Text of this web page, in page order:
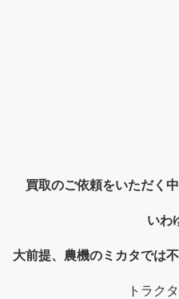
買取のご依頼をいただく
いわ
大前提、農機のミカタでは
トラク